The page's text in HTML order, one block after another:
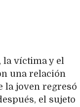
la víctima y el
una relación
la joven regresó
el sujeto